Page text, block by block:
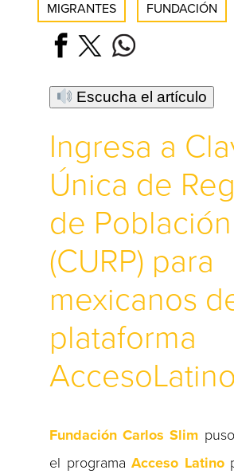
MIGRANTES FUNDACIÓN
Escucha el artículo
Ingresa a
Única de
de Población
(CURP) para
mexicanos
plataforma
Fundación Carlos Slim
el programaAcceso Latino